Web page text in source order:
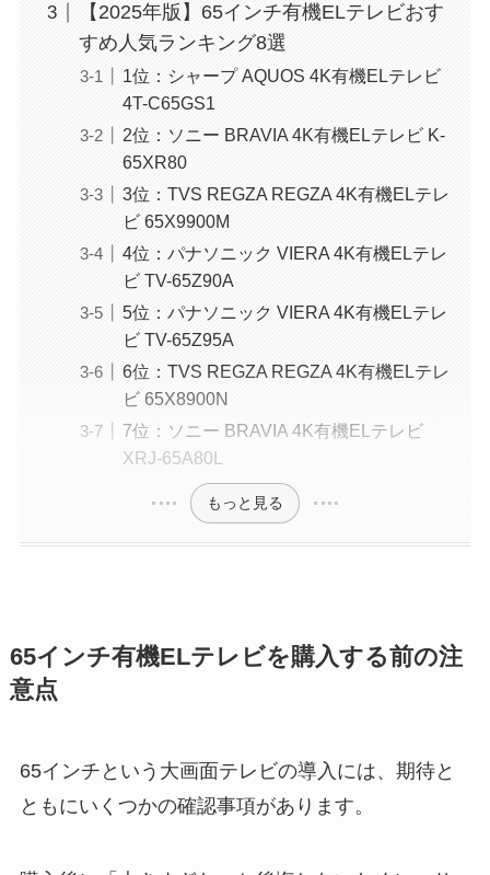
【2025年版】65インチ有機ELテレビおす
すめ人気ランキング8選
1位：シャープ AQUOS 4K有機ELテレビ
4T-C65GS1
2位：ソニー BRAVIA 4K有機ELテレビ K-
65XR80
3位：TVS REGZA REGZA 4K有機ELテレ
ビ 65X9900M
4位：パナソニック VIERA 4K有機ELテレ
ビ TV-65Z90A
5位：パナソニック VIERA 4K有機ELテレ
ビ TV-65Z95A
6位：TVS REGZA REGZA 4K有機ELテレ
ビ 65X8900N
7位：ソニー BRAVIA 4K有機ELテレビ
XRJ-65A80L
もっと見る
65インチ有機ELテレビを購入する前の注
意点
65インチという大画面テレビの導入には、期待と
ともにいくつかの確認事項があります。